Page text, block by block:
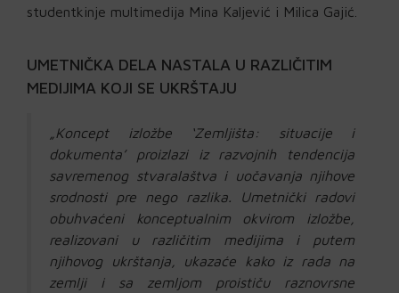
studentkinje multimedija Mina Kaljević i Milica Gajić.
UMETNIČKA DELA NASTALA U RAZLIČITIM
MEDIJIMA KOJI SE UKRŠTAJU
„Koncept izložbe ‘Zemljišta: situacije i
dokumenta’ proizlazi iz razvojnih tendencija
savremenog stvaralaštva i uočavanja njihove
srodnosti pre nego razlika. Umetnički radovi
obuhvaćeni konceptualnim okvirom izložbe,
realizovani u različitim medijima i putem
njihovog ukrštanja, ukazaće kako iz rada na
zemlji i sa zemljom proističu raznovrsne